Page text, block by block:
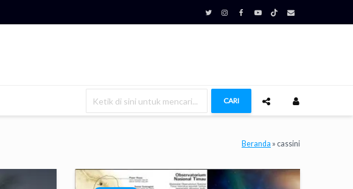
CARI
Beranda » cassini